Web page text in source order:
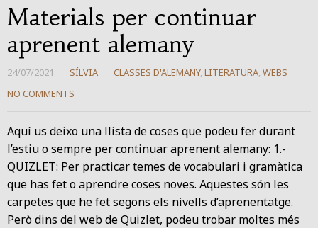
Materials per continuar
aprenent alemany
24/07/2021 SÍLVIA CLASSES D'ALEMANY, LITERATURA, WEBS
NO COMMENTS
Aquí us deixo una llista de coses que podeu fer durant
l’estiu o sempre per continuar aprenent alemany: 1.-
QUIZLET: Per practicar temes de vocabulari i gramàtica
que has fet o aprendre coses noves. Aquestes són les
carpetes que he fet segons els nivells d’aprenentatge.
Però dins del web de Quizlet, podeu trobar moltes més